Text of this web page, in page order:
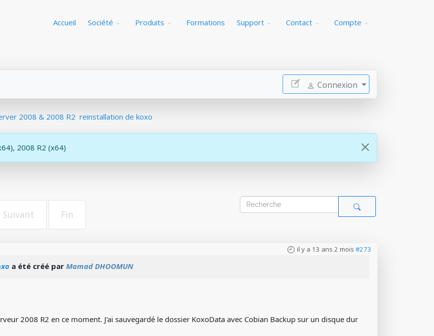
Accueil Société Produits Formations Support Contact Compte
Connexion
2008 & 2008 R2 reinstallation de koxo
2008 R2 (x64)
Suivant Fin
il y a 13 ans 2 mois #273
a été créé par Mamad DHOOMUN
2008 R2 en ce moment. J'ai sauvegardé le dossier KoxoData avec Cobian Backup sur un disque dur